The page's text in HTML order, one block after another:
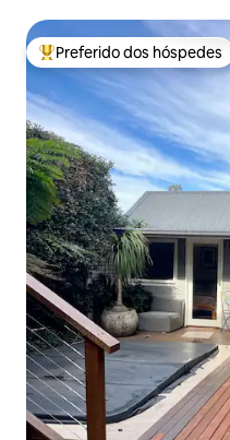
Entre os melhores
Preferido dos hóspedes